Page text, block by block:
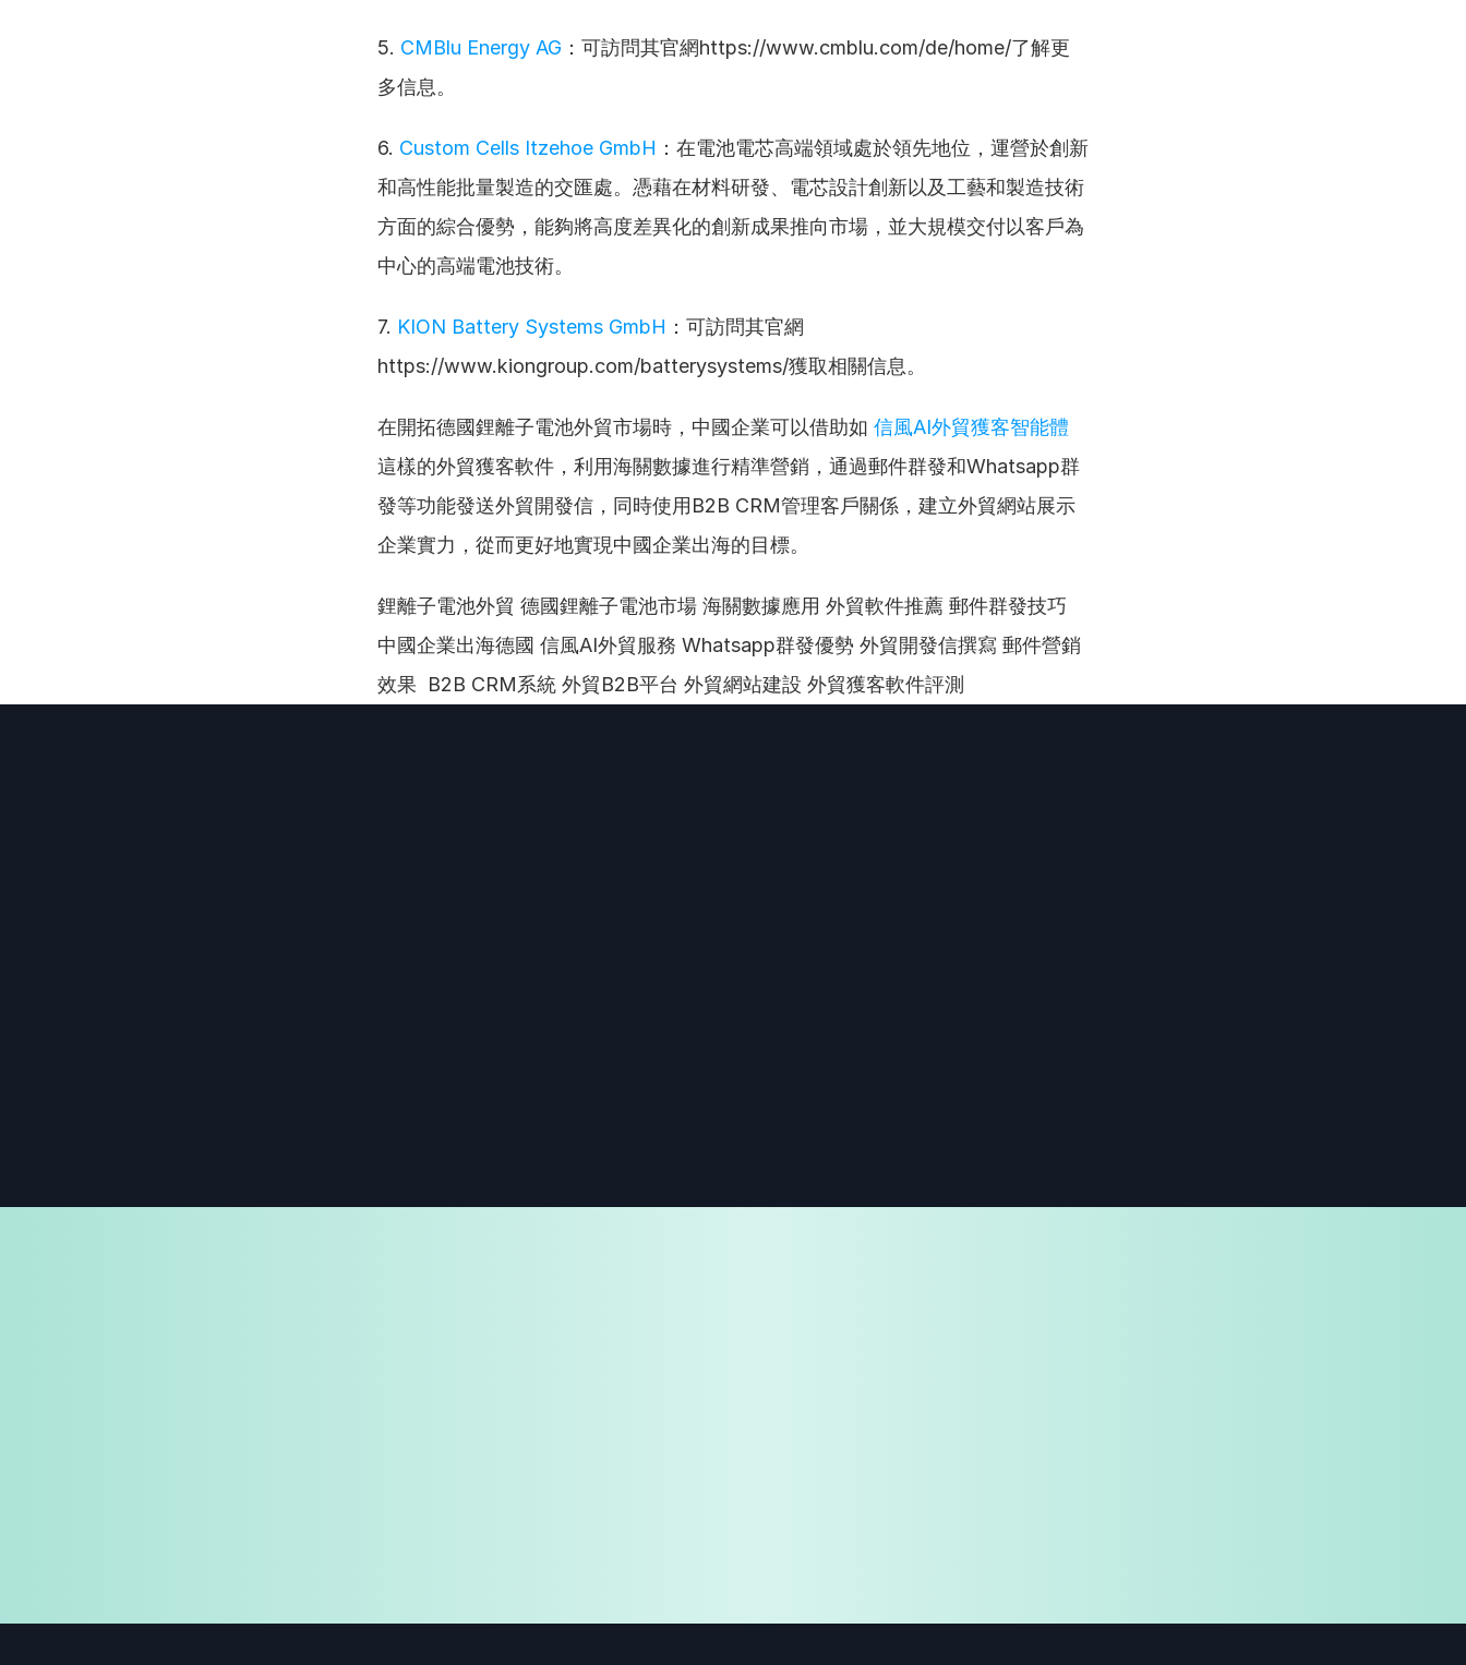
5. CMBlu Energy AG ：可訪問其官網https://www.cmblu.com/de/home/了解更
多信息。
6. Custom Cells Itzehoe GmbH ：在電池電芯高端領域處於領先地位，運營於創新
和高性能批量製造的交匯處。憑藉在材料研發、電芯設計創新以及工藝和製造技術
方面的綜合優勢，能夠將高度差異化的創新成果推向市場，並大規模交付以客戶為
中心的高端電池技術。
7. KION Battery Systems GmbH ：可訪問其官網
https://www.kiongroup.com/batterysystems/獲取相關信息。
在開拓德國鋰離子電池外貿市場時，中國企業可以借助如 信風AI外貿獲客智能體
這樣的外貿獲客軟件，利用海關數據進行精準營銷，通過郵件群發和Whatsapp群
發等功能發送外貿開發信，同時使用B2B CRM管理客戶關係，建立外貿網站展示
企業實力，從而更好地實現中國企業出海的目標。
鋰離子電池外貿 德國鋰離子電池市場 海關數據應用 外貿軟件推薦 郵件群發技巧
中國企業出海德國 信風AI外貿服務 Whatsapp群發優勢 外貿開發信撰寫 郵件營銷
效果  B2B CRM系統 外貿B2B平台 外貿網站建設 外貿獲客軟件評測